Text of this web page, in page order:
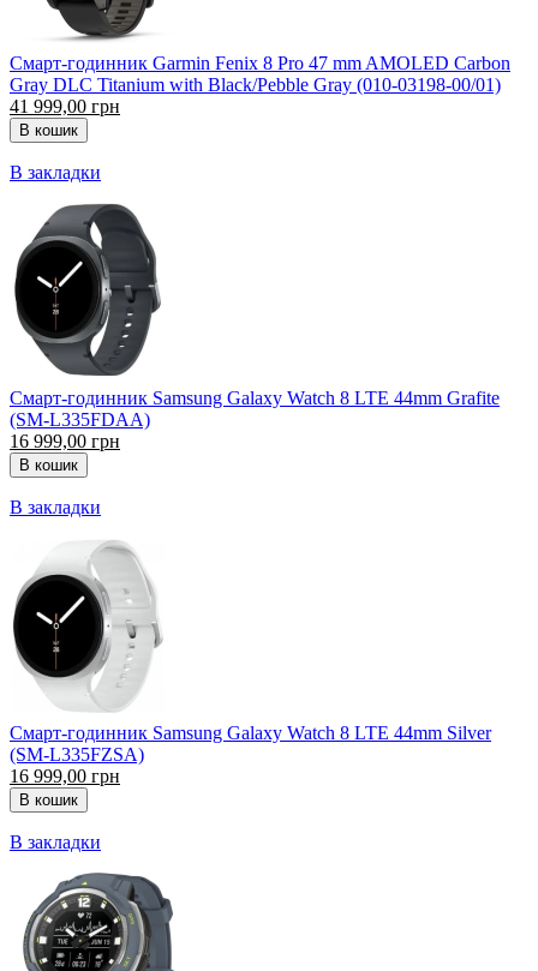
Смарт-годинник Garmin Fenix 8 Pro 47 mm AMOLED Carbon
Gray DLC Titanium with Black/Pebble Gray (010-03198-00/01)
41 999,00 грн
В закладки
Смарт-годинник Samsung Galaxy Watch 8 LTE 44mm Grafite
(SM-L335FDAA)
16 999,00 грн
В закладки
Смарт-годинник Samsung Galaxy Watch 8 LTE 44mm Silver
(SM-L335FZSA)
16 999,00 грн
В закладки